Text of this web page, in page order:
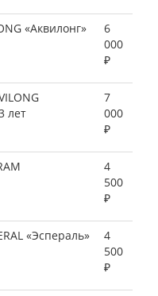
«Аквилонг»
6
000
₽
лет
7
000
₽
4
500
₽
«Эспераль»
4
500
₽